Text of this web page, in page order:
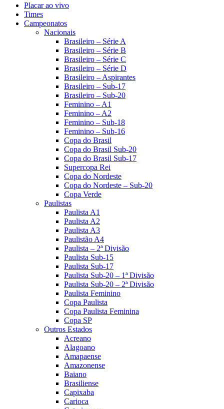
Placar ao vivo
Times
Campeonatos
Nacionais
Brasileiro – Série A
Brasileiro – Série B
Brasileiro – Série C
Brasileiro – Série D
Brasileiro – Aspirantes
Brasileiro – Sub-17
Brasileiro – Sub-20
Feminino – A1
Feminino – A2
Feminino – Sub-18
Feminino – Sub-16
Copa do Brasil
Copa do Brasil Sub-20
Copa do Brasil Sub-17
Supercopa Rei
Copa do Nordeste
Copa do Nordeste – Sub-20
Copa Verde
Paulistas
Paulista A1
Paulista A2
Paulista A3
Paulistão A4
Paulista – 2ª Divisão
Paulista Sub-15
Paulista Sub-17
Paulista Sub-20 – 1ª Divisão
Paulista Sub-20 – 2ª Divisão
Paulista Feminino
Copa Paulista
Copa Paulista Feminina
Copa SP
Outros Estados
Acreano
Alagoano
Amapaense
Amazonense
Baiano
Brasiliense
Capixaba
Carioca